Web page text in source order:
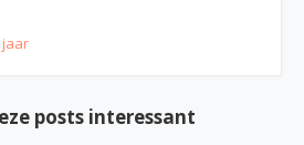
jaar
posts interessant